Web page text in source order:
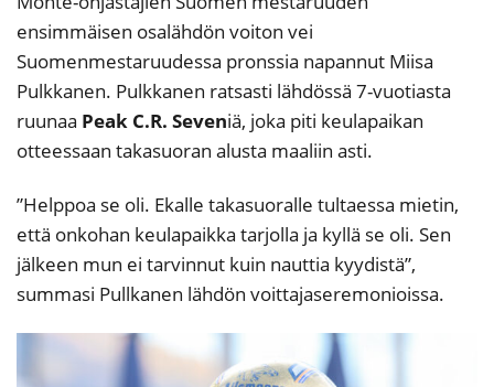
ensimmäisen osalähdön voiton vei
Suomenmestaruudessa pronssia napannut Miisa
Pulkkanen. Pulkkanen ratsasti lähdössä 7-vuotiasta
ruunaa Peak C.R. Seveniä, joka piti keulapaikan
otteessaan takasuoran alusta maaliin asti.
”Helppoa se oli. Ekalle takasuoralle tultaessa mietin,
että onkohan keulapaikka tarjolla ja kyllä se oli. Sen
jälkeen mun ei tarvinnut kuin nauttia kyydistä”,
summasi Pullkanen lähdön voittajaseremonioissa.